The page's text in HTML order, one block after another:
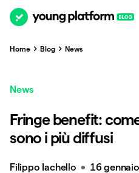
Home Blog News
News
Fringe benefit:
sono i più diffusi
Filippo Iachello 16